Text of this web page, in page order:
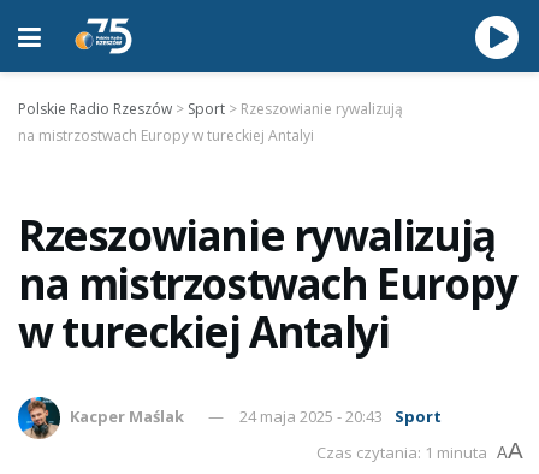
Polskie Radio Rzeszów > Sport > Rzeszowianie rywalizują
na mistrzostwach Europy w tureckiej Antalyi
Rzeszowianie rywalizują
na mistrzostwach Europy
w tureckiej Antalyi
Kacper Maślak 24 maja 2025 - 20:43
Sport
Czas czytania: 1 minuta AA